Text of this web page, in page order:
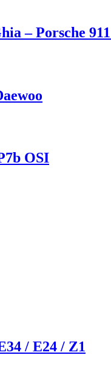
– Porsche
OSI
/ E24 / Z1